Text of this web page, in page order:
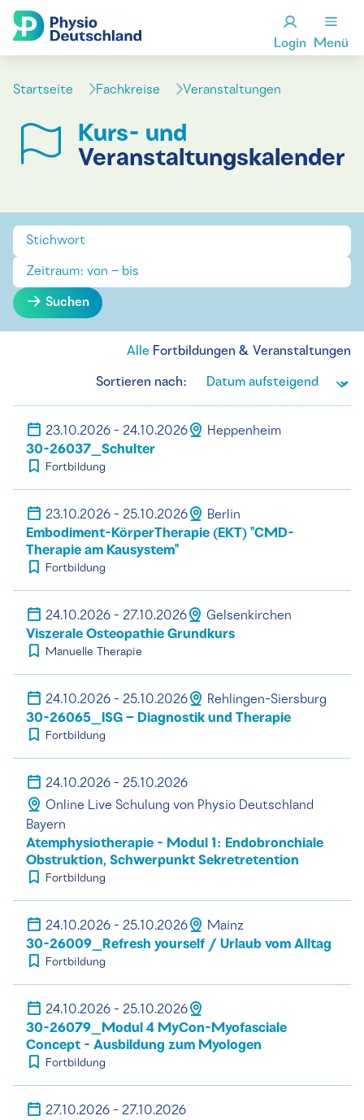
Login Menü
Startseite Fachkreise Veranstaltungen
Kurs- und
Veranstaltungskalender
Suchen
Alle Fortbildungen & Veranstaltungen
Sortieren nach:
23.10.2026 - 24.10.2026 Heppenheim
30-26037_Schulter
Fortbildung
23.10.2026 - 25.10.2026 Berlin
Embodiment-KörperTherapie (EKT) "CMD-
Therapie am Kausystem"
Fortbildung
24.10.2026 - 27.10.2026 Gelsenkirchen
Viszerale Osteopathie Grundkurs
Manuelle Therapie
24.10.2026 - 25.10.2026 Rehlingen-Siersburg
30-26065_ISG – Diagnostik und Therapie
Fortbildung
24.10.2026 - 25.10.2026
Online Live Schulung von Physio Deutschland
Bayern
Atemphysiotherapie - Modul 1: Endobronchiale
Obstruktion, Schwerpunkt Sekretretention
Fortbildung
24.10.2026 - 25.10.2026 Mainz
30-26009_Refresh yourself / Urlaub vom Alltag
Fortbildung
24.10.2026 - 25.10.2026
30-26079_Modul 4 MyCon-Myofasciale
Concept - Ausbildung zum Myologen
Fortbildung
27.10.2026 - 27.10.2026